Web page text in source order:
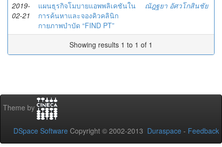
2019-
02-21
แผนธุรกิจโมบายแอพพลิเคชันใน
การค้นหาและจองคิวคลินิก
กายภาพบำบัด “FIND PT”
ณัฎฐยา อัศวโกสินชัย
Showing results 1 to 1 of 1
Theme by
DSpace Software Copyright © 2002-2013 Duraspace - Feedback